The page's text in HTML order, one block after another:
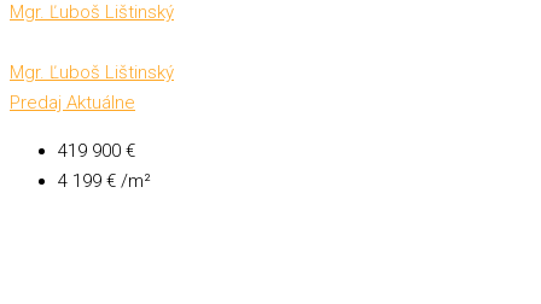
Mgr. Ľuboš Lištinský
Mgr. Ľuboš Lištinský
Predaj Aktuálne
419 900 €
4 199 € /m²